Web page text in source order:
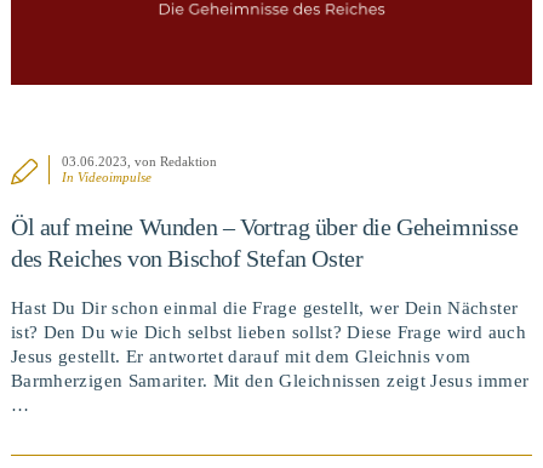
03.06.2023 , von Redaktion
InVideoimpulse
Öl auf meine Wunden – Vortrag über die Geheimnisse
des Reiches von Bischof Stefan Oster
Hast Du Dir schon einmal die Frage gestellt, wer Dein Nächster
ist? Den Du wie Dich selbst lieben sollst? Diese Frage wird auch
Jesus gestellt. Er antwortet darauf mit dem Gleichnis vom
Barmherzigen Samariter. Mit den Gleichnissen zeigt Jesus immer
…